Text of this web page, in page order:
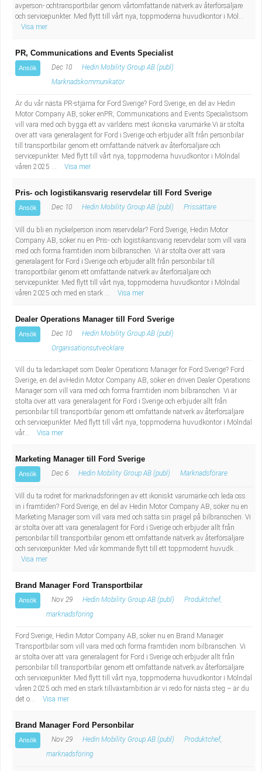
avperson- ochtransportbilar genom vårtomfattande nätverk av återförsäljare
och servicepunkter. Med flytt till vårt nya, toppmoderna huvudkontor i Möl...
Visa mer
PR, Communications and Events Specialist
Ansök Dec 10
Hedin Mobility Group AB (publ)
Marknadskommunikatör
Är du vår nästa PR-stjärna för Ford Sverige? Ford Sverige, en del av Hedin
Motor Company AB, söker enPR, Communications and Events Specialistsom
vill vara med och bygga ett av världens mest ikoniska varumärke.Vi är stolta
över att vara generalagent för Ford i Sverige och erbjuder allt från personbilar
till transportbilar genom ett omfattande nätverk av återförsäljare och
servicepunkter. Med flytt till vårt nya, toppmoderna huvudkontor i Mölndal
våren 2025 ...
Visa mer
Pris- och logistikansvarig reservdelar till Ford Sverige
Ansök Dec 10 Hedin Mobility Group AB (publ) Prissättare
Vill du bli en nyckelperson inom reservdelar? Ford Sverige, Hedin Motor
Company AB, söker nu en Pris- och logistikansvarig reservdelar som vill vara
med och forma framtiden inom bilbranschen. Vi är stolta över att vara
generalagent för Ford i Sverige och erbjuder allt från personbilar till
transportbilar genom ett omfattande nätverk av återförsäljare och
servicepunkter. Med flytt till vårt nya, toppmoderna huvudkontor i Mölndal
våren 2025 och med en stark ...
Visa mer
Dealer Operations Manager till Ford Sverige
Ansök Dec 10
Hedin Mobility Group AB (publ)
Organisationsutvecklare
Vill du ta ledarskapet som Dealer Operations Manager för Ford Sverige? Ford
Sverige, en del avHedin Motor Company AB, söker en driven Dealer Operations
Manager som vill vara med och forma framtiden inom bilbranschen. Vi är
stolta över att vara generalagent för Ford i Sverige och erbjuder allt från
personbilar till transportbilar genom ett omfattande nätverk av återförsäljare
och servicepunkter. Med flytt till vårt nya, toppmoderna huvudkontor i Mölndal
vår...
Visa mer
Marketing Manager till Ford Sverige
Ansök Dec 6 Hedin Mobility Group AB (publ) Marknadsförare
Vill du ta rodret för marknadsföringen av ett ikoniskt varumärke och leda oss
in i framtiden? Ford Sverige, en del av Hedin Motor Company AB, söker nu en
Marketing Manager som vill vara med och sätta sin prägel på bilbranschen. Vi
är stolta över att vara generalagent för Ford i Sverige och erbjuder allt från
personbilar till transportbilar genom ett omfattande nätverk av återförsäljare
och servicepunkter. Med vår kommande flytt till ett toppmodernt huvudk...
Visa mer
Brand Manager Ford Transportbilar
Ansök Nov 29 Hedin Mobility Group AB (publ)
Produktchef,
marknadsföring
Ford Sverige, Hedin Motor Company AB, söker nu en Brand Manager
Transportbilar som vill vara med och forma framtiden inom bilbranschen. Vi
är stolta över att vara generalagent för Ford i Sverige och erbjuder allt från
personbilar till transportbilar genom ett omfattande nätverk av återförsäljare
och servicepunkter. Med flytt till vårt nya, toppmoderna huvudkontor i Mölndal
våren 2025 och med en stark tillväxtambition är vi redo för nästa steg – är du
det o...
Visa mer
Brand Manager Ford Personbilar
Ansök Nov 29 Hedin Mobility Group AB (publ)
Produktchef,
marknadsföring